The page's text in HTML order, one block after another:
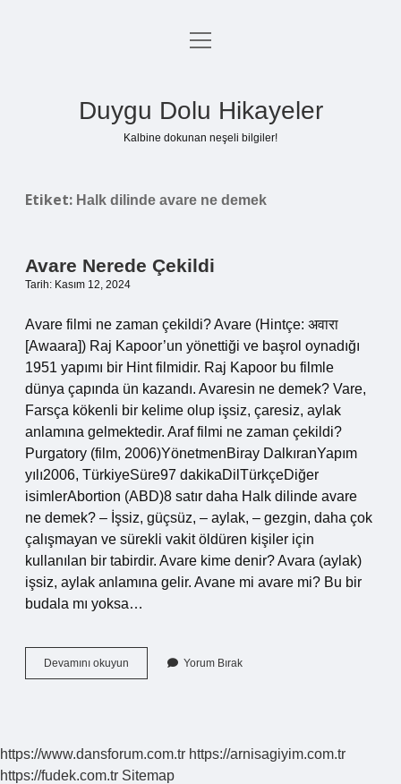
Anasayfa
menüyü
Duygu Dolu Hikayeler
Kalbine dokunan neşeli bilgiler!
Etiket: Halk dilinde avare ne demek
Avare Nerede Çekildi
Tarih: Kasım 12, 2024
Avare filmi ne zaman çekildi? Avare (Hintçe: अवारा
[Awaara]) Raj Kapoor’un yönettiği ve başrol oynadığı
1951 yapımı bir Hint filmidir. Raj Kapoor bu filmle
dünya çapında ün kazandı. Avaresin ne demek? Vare,
Farsça kökenli bir kelime olup işsiz, çaresiz, aylak
anlamına gelmektedir. Araf filmi ne zaman çekildi?
Purgatory (film, 2006)YönetmenBiray DalkıranYapım
yılı2006, TürkiyeSüre97 dakikaDilTürkçeDiğer
isimlerAbortion (ABD)8 satır daha Halk dilinde avare
ne demek? – İşsiz, güçsüz, – aylak, – gezgin, daha çok
çalışmayan ve sürekli vakit öldüren kişiler için
kullanılan bir tabirdir. Avare kime denir? Avara (aylak)
işsiz, aylak anlamına gelir. Avane mi avare mi? Bu bir
budala mı yoksa…
Devamını okuyun
Nerede
Yorum Bırak
https://www.dansforum.com.tr https://arnisagiyim.com.tr
https://fudek.com.tr Sitemap